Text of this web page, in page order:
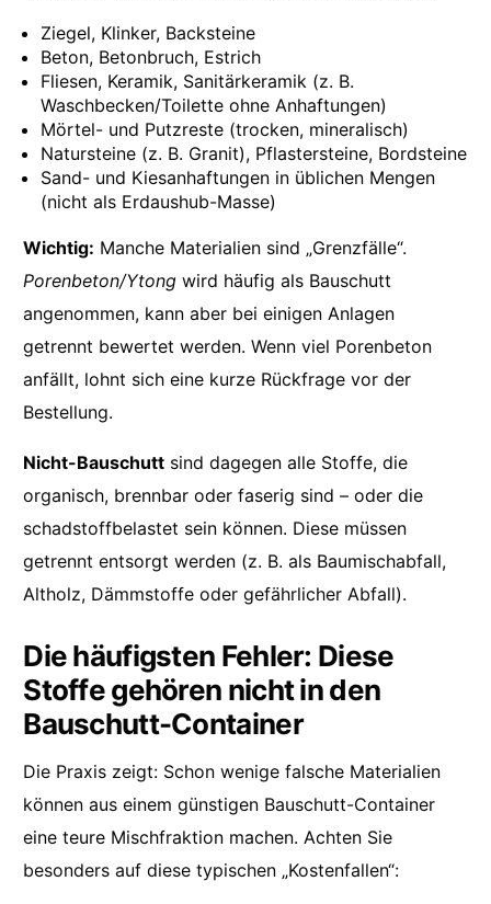
Ziegel, Klinker, Backsteine
Beton, Betonbruch, Estrich
Fliesen, Keramik, Sanitärkeramik (z. B.
Waschbecken/Toilette ohne Anhaftungen)
Mörtel- und Putzreste (trocken, mineralisch)
Natursteine (z. B. Granit), Pflastersteine, Bordsteine
Sand- und Kiesanhaftungen in üblichen Mengen
(nicht als Erdaushub-Masse)
Wichtig: Manche Materialien sind „Grenzfälle“.
Porenbeton/Ytong wird häufig als Bauschutt
angenommen, kann aber bei einigen Anlagen
getrennt bewertet werden. Wenn viel Porenbeton
anfällt, lohnt sich eine kurze Rückfrage vor der
Bestellung.
Nicht-Bauschutt sind dagegen alle Stoffe, die
organisch, brennbar oder faserig sind – oder die
schadstoffbelastet sein können. Diese müssen
getrennt entsorgt werden (z. B. als Baumischabfall,
Altholz, Dämmstoffe oder gefährlicher Abfall).
Die häufigsten Fehler: Diese
Stoffe gehören nicht in den
Bauschutt-Container
Die Praxis zeigt: Schon wenige falsche Materialien
können aus einem günstigen Bauschutt-Container
eine teure Mischfraktion machen. Achten Sie
besonders auf diese typischen „Kostenfallen“: